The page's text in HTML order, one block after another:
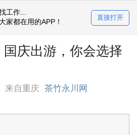
工作...
家都在用的APP！
直接打开
国庆出游，你会选择
来自重庆 茶竹永川网